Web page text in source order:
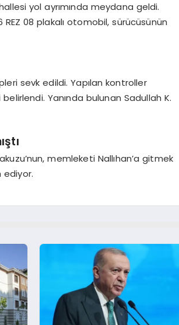
yol ayrımında meydana geldi.
REZ 08 plakalı otomobil, sürücüsünün
sevk edildi. Yapılan kontroller
Yanında bulunan Sadullah K.
memleketi Nallıhan’a gitmek
ediyor.